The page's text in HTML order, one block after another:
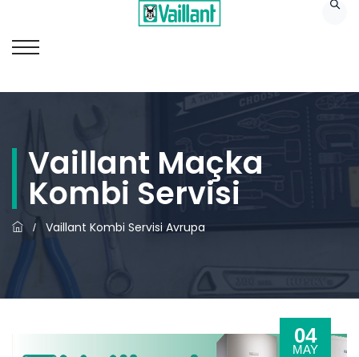
Vaillant Maçka
Kombi Servisi
/ Vaillant Kombi Servisi Avrupa
04
MAY